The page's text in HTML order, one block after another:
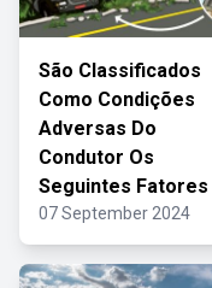
São Classificados
Como Condições
Adversas Do
Condutor Os
Seguintes Fatores
07 September 2024